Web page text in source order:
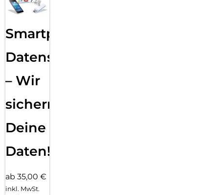
Smartphone
Datensicherung
– Wir
sichern
Deine
Daten!
ab 35,00 €
inkl. MwSt.